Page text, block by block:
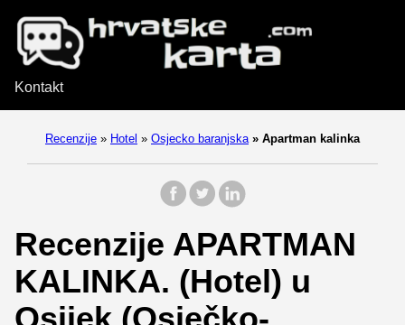
Kontakt
Recenzije » Hotel » Osjecko baranjska » Apartman kalinka
Recenzije APARTMAN
KALINKA. (Hotel) u